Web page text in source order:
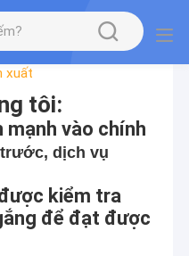
Nhà Máy
xuất
tôi:
mạnh vào chính
dịch vụ
kiểm tra
để đạt được